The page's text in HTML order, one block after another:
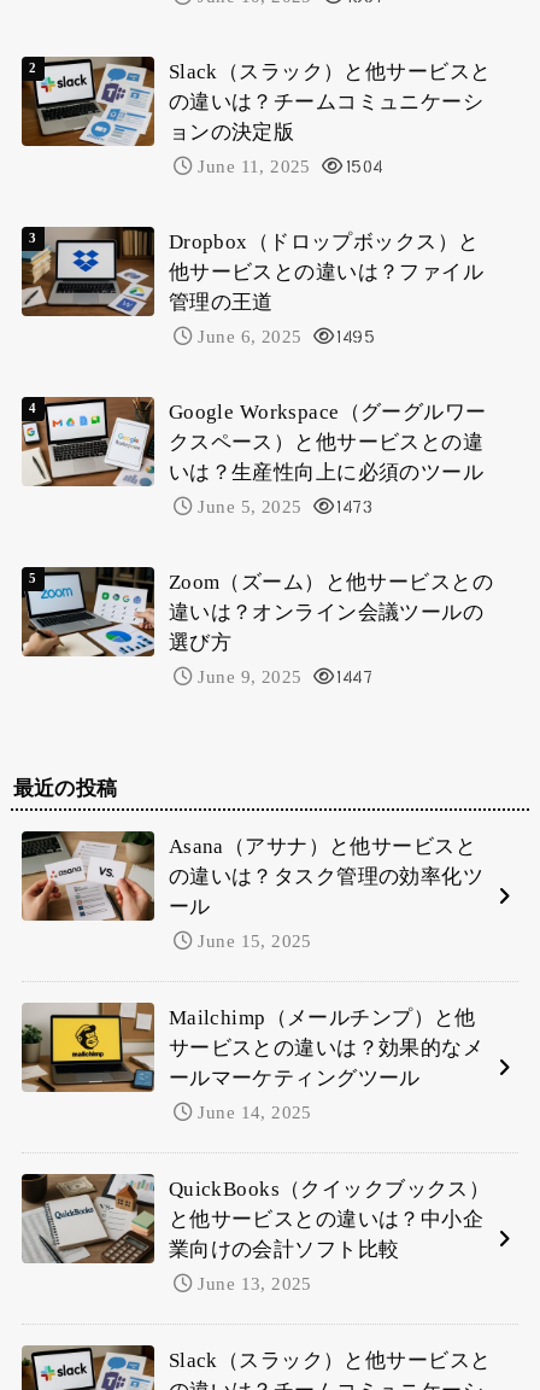
Slack（スラック）と他サービスと
の違いは？チームコミュニケーシ
ョンの決定版
June 11, 2025 1504
Dropbox（ドロップボックス）と
他サービスとの違いは？ファイル
管理の王道
June 6, 2025 1495
Google Workspace（グーグルワー
クスペース）と他サービスとの違
いは？生産性向上に必須のツール
June 5, 2025 1473
Zoom（ズーム）と他サービスとの
違いは？オンライン会議ツールの
選び方
June 9, 2025 1447
最近の投稿
Asana（アサナ）と他サービスと
の違いは？タスク管理の効率化ツ
ール
June 15, 2025
Mailchimp（メールチンプ）と他
サービスとの違いは？効果的なメ
ールマーケティングツール
June 14, 2025
QuickBooks（クイックブックス）
と他サービスとの違いは？中小企
業向けの会計ソフト比較
June 13, 2025
Slack（スラック）と他サービスと